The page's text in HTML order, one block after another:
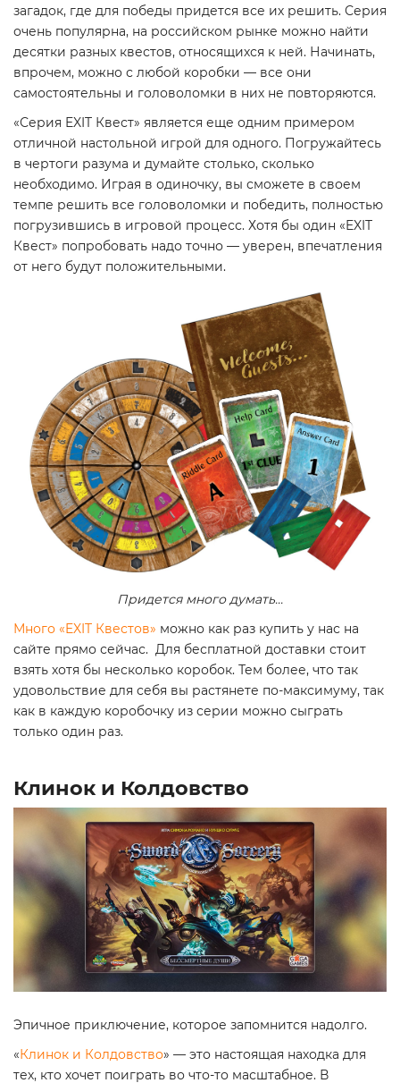
загадок, где для победы придется все их решить. Серия
очень популярна, на российском рынке можно найти
десятки разных квестов, относящихся к ней. Начинать,
впрочем, можно с любой коробки — все они
самостоятельны и головоломки в них не повторяются.
«Серия EXIT Квест» является еще одним примером
отличной настольной игрой для одного. Погружайтесь
в чертоги разума и думайте столько, сколько
необходимо. Играя в одиночку, вы сможете в своем
темпе решить все головоломки и победить, полностью
погрузившись в игровой процесс. Хотя бы один «EXIT
Квест» попробовать надо точно — уверен, впечатления
от него будут положительными.
Придется много думать...
Много «EXIT Квестов» можно как раз купить у нас на
сайте прямо сейчас. Для бесплатной доставки стоит
взять хотя бы несколько коробок. Тем более, что так
удовольствие для себя вы растянете по-максимуму, так
как в каждую коробочку из серии можно сыграть
только один раз.
Клинок и Колдовство
Эпичное приключение, которое запомнится надолго.
«Клинок и Колдовство» — это настоящая находка для
тех, кто хочет поиграть во что-то масштабное. В